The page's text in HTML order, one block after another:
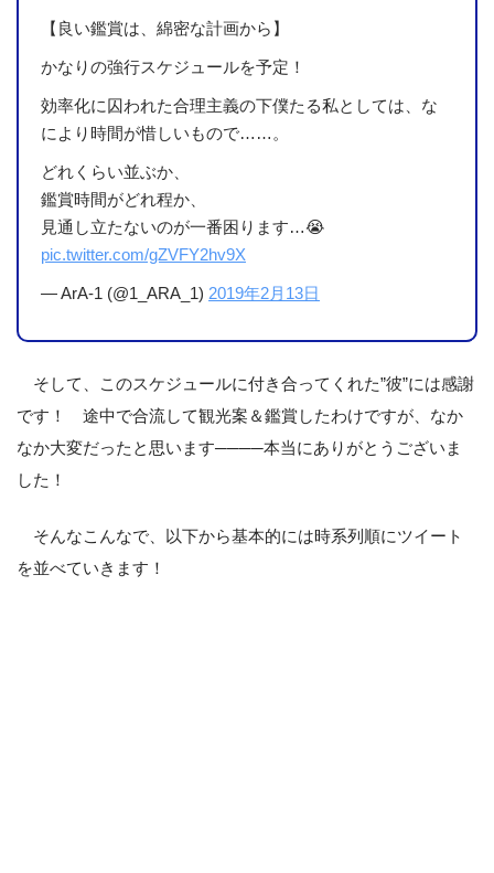
【良い鑑賞は、綿密な計画から】
かなりの強行スケジュールを予定！
効率化に囚われた合理主義の下僕たる私としては、な
により時間が惜しいもので……。
どれくらい並ぶか、
鑑賞時間がどれ程か、
見通し立たないのが一番困ります…😭
pic.twitter.com/gZVFY2hv9X
— ArA-1 (@1_ARA_1) 2019年2月13日
そして、このスケジュールに付き合ってくれた”彼”には感謝
です！ 途中で合流して観光案＆鑑賞したわけですが、なか
なか大変だったと思います────本当にありがとうございま
した！
そんなこんなで、以下から基本的には時系列順にツイート
を並べていきます！